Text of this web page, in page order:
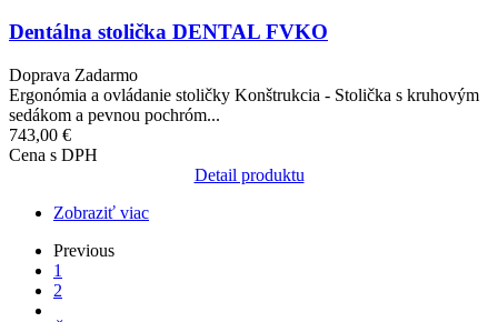
Dentálna stolička DENTAL FVKO
Doprava Zadarmo
Ergonómia a ovládanie stoličky Konštrukcia - Stolička s kruhovým
sedákom a pevnou pochróm...
743,00 €
Cena s DPH
Detail produktu
Zobraziť viac
Pagination
Previous
page
Previous
Aktuálna
stránka
1
Page
2